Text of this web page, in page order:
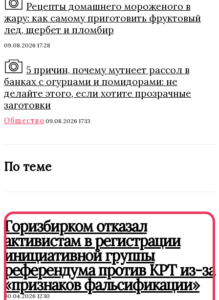
Рецепты домашнего мороженого в
жару: как самому приготовить фруктовый
лед, щербет и пломбир
09.08.2026 17:28
5 причин, почему мутнеет рассол в
банках с огурцами и помидорами: не
делайте этого, если хотите прозрачные
заготовки
Общество 09.08.2026 17:13
По теме
Горизбирком отказал
активистам в регистрации
инициативной группы
референдума против КРТ из-за
«признаков фальсификации»
30.04.2026 12:10